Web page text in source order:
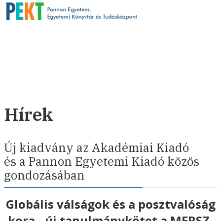
Hírek
Új kiadvány az Akadémiai Kiadó
és a Pannon Egyetemi Kiadó közös
gondozásában
Globális válságok és a posztvalóság